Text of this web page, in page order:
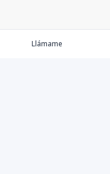
Llámame